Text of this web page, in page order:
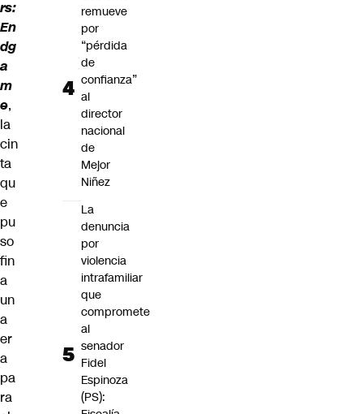
rs:
En
dg
a
m
e,
la
cin
ta
qu
e
pu
so
fin
a
un
a
er
a
pa
ra
remueve
por
“pérdida
de
confianza”
al
director
nacional
de
Mejor
Niñez
La
denuncia
por
violencia
intrafamiliar
que
compromete
al
senador
Fidel
Espinoza
(PS):